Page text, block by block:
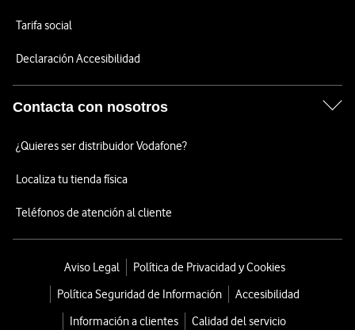
Tarifa social
Declaración Accesibilidad
Contacta con nosotros
¿Quieres ser distribuidor Vodafone?
Localiza tu tienda física
Teléfonos de atención al cliente
Aviso Legal
Política de Privacidad y Cookies
Política Seguridad de Información
Accesibilidad
Información a clientes
Calidad del servicio